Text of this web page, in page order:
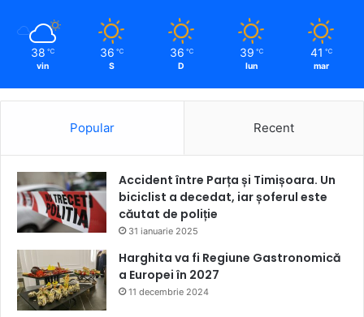
38 ℃
vin
36 ℃
S
36 ℃
D
39 ℃
lun
41 ℃
mar
Popular Recent
Accident între Parța și Timișoara. Un
biciclist a decedat, iar șoferul este
căutat de poliție
31 ianuarie 2025
Harghita va fi Regiune Gastronomică
a Europei în 2027
11 decembrie 2024